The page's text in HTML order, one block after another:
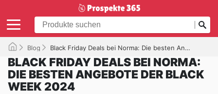
Blog Black Friday Deals bei Norma: Die besten Angebote der Black Week 2024
BLACK FRIDAY DEALS BEI NORMA:
DIE BESTEN ANGEBOTE DER BLACK
WEEK 2024